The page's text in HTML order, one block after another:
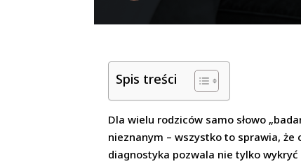
Spis treści
Dla wielu rodziców samo słowo
nieznanym – wszystko to sprawia,
diagnostyka pozwala nie tylko